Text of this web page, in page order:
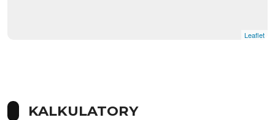
Leaflet
KALKULATORY